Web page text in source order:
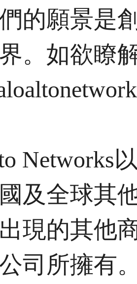
的願景是
。如欲瞭
Networks
及全球其
現的其他
司所擁有